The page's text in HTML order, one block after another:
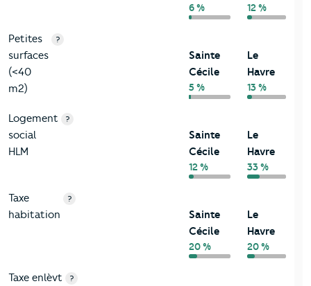
6 % 12 %
Petites
surfaces
(<40
m2)
?
Sainte
Cécile
5 %
Le
Havre
13 %
Logement
social
HLM
?
Sainte
Cécile
12 %
Le
Havre
33 %
Taxe
habitation
?
Sainte
Cécile
20 %
Le
Havre
20 %
Taxe enlèvt
?